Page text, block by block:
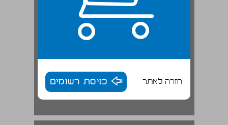
חזרה לאתר כניסת רשומים